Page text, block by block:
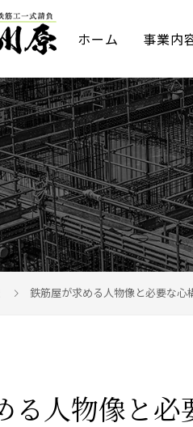
ホーム 事業内
鉄筋屋が求める人物像と必要な心
る人物像と必